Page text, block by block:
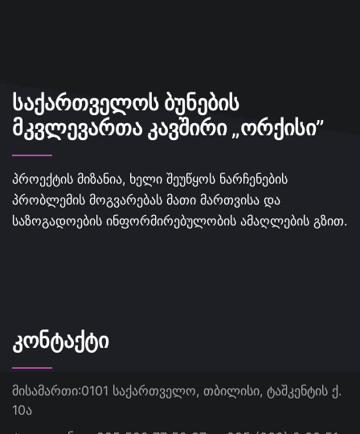
ᲡᲐᲥᲐᲠᲗᲕᲔᲚᲝᲡ ᲑᲣᲜᲔᲑᲘᲡ
ᲛᲙᲕᲚᲔᲕᲐᲠᲗᲐ ᲙᲐᲕᲨᲘᲠᲘ „ᲝᲠᲥᲘᲡᲘ”
პროექტის მიზანია, ხელი შეუწყოს ნარჩენების
პრობლემის მოგვარებას მათი მართვისა და
საზოგადოების ინფორმირებულობის ამაღლების გზით.
ᲙᲝᲜᲢᲐᲥᲢᲘ
მისამართი:0101 საქართველო, თბილისი, ტაშკენტის ქ.
10ა